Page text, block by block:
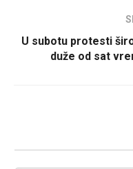
U subotu protesti
duže od sat